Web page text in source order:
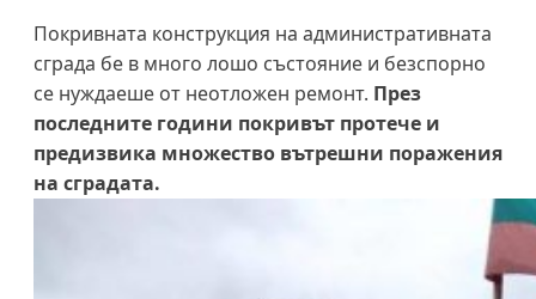
Покривната конструкция на административната
сграда бе в много лошо състояние и безспорно
се нуждаеше от неотложен ремонт. През
последните години покривът протече и
предизвика множество вътрешни поражения
на сградата.